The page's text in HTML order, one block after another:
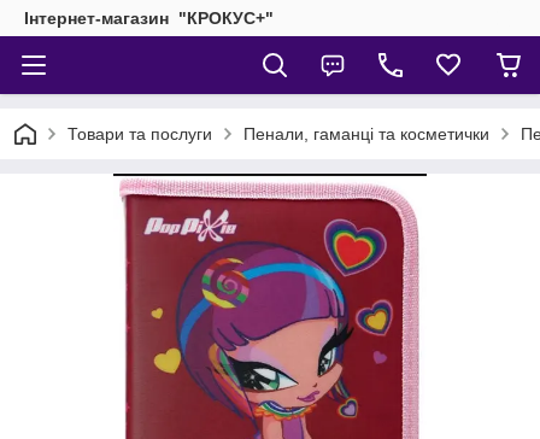
Інтернет-магазин "КРОКУС+"
Товари та послуги Пенали, гаманці та косметички